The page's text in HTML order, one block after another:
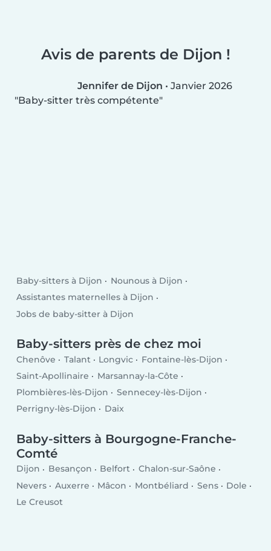
Avis de parents de Dijon !
Jennifer de Dijon • Janvier 2026
Baby-sitter très compétente
Baby-sitters à Dijon
Nounous à Dijon
Assistantes maternelles à Dijon
Jobs de baby-sitter à Dijon
Baby-sitters près de chez moi
Chenôve Talant Longvic
Fontaine-lès-Dijon
Saint-Apollinaire
Marsannay-la-Côte
Plombières-lès-Dijon
Sennecey-lès-Dijon
Perrigny-lès-Dijon
Daix
Baby-sitters à Bourgogne-Franche-
Comté
Dijon Besançon Belfort
Chalon-sur-Saône
Nevers
Auxerre Mâcon Montbéliard Sens
Dole
Le Creusot